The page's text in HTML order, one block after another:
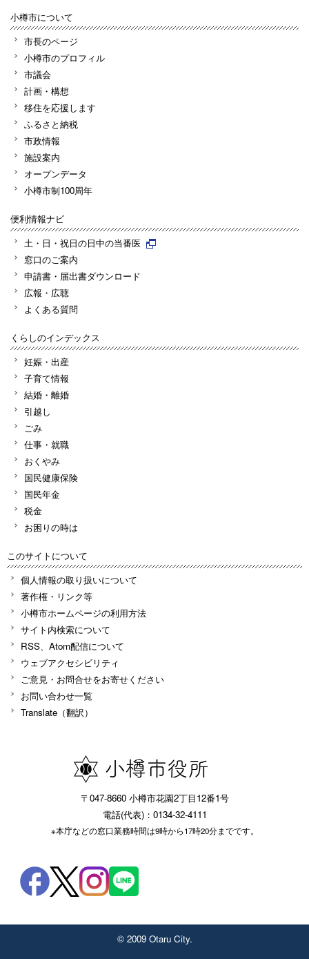
小樽市について
市長のページ
小樽市のプロフィル
市議会
計画・構想
移住を応援します
ふるさと納税
市政情報
施設案内
オープンデータ
小樽市制100周年
便利情報ナビ
土・日・祝日の日中の当番医
窓口のご案内
申請書・届出書ダウンロード
広報・広聴
よくある質問
くらしのインデックス
妊娠・出産
子育て情報
結婚・離婚
引越し
ごみ
仕事・就職
おくやみ
国民健康保険
国民年金
税金
お困りの時は
このサイトについて
個人情報の取り扱いについて
著作権・リンク等
小樽市ホームページの利用方法
サイト内検索について
RSS、Atom配信について
ウェブアクセシビリティ
ご意見・お問合せをお寄せください
お問い合わせ一覧
Translate（翻訳）
〒047-8660 小樽市花園2丁目12番1号
電話(代表)：0134-32-4111
※本庁などの窓口業務時間は9時から17時20分までです。
© 2009 Otaru City.